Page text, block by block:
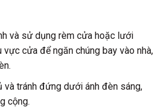
và sử dụng rèm cửa hoặc lưới
vực cửa để ngăn chúng bay vào nhà,
và tránh đứng dưới ánh đèn sáng,
cộng.